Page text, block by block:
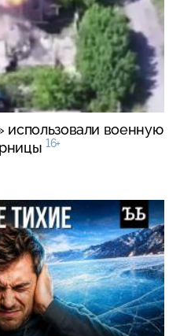
военную
16+